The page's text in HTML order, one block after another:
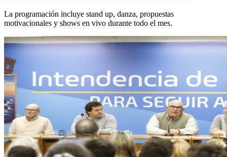
La programación incluye stand up, danza, propuestas
motivacionales y shows en vivo durante todo el mes.